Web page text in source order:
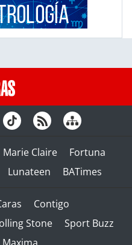
Marie Claire
Fortuna
Lunateen BATimes
Contigo
Stone
Sport Buzz